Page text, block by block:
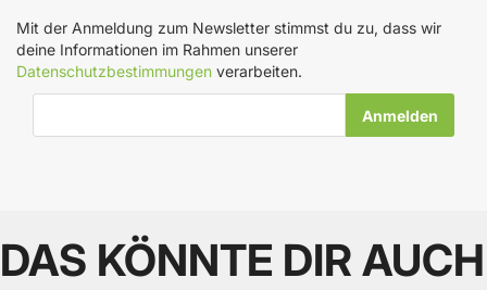
Mit der Anmeldung zum Newsletter stimmst du zu, dass wir
deine Informationen im Rahmen unserer
Datenschutzbestimmungen verarbeiten.
DAS KÖNNTE DIR AUCH